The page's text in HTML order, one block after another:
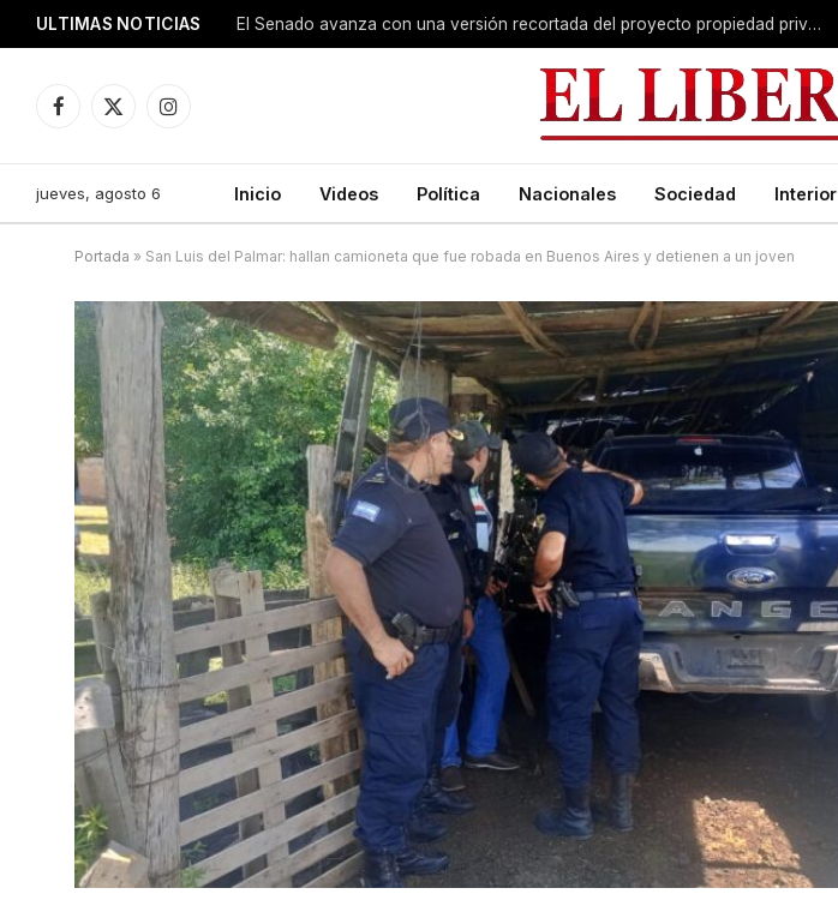
ULTIMAS NOTICIAS El Senado avanza con una versión recortada del proyecto propiedad privada: desalojo exprés, plazos y menos capítulos
Facebook
X
Instagram
jueves, agosto 6 Inicio Videos Política Nacionales Sociedad Interior
Portada » San Luis del Palmar: hallan camioneta que fue robada en Buenos Aires y detienen a un joven